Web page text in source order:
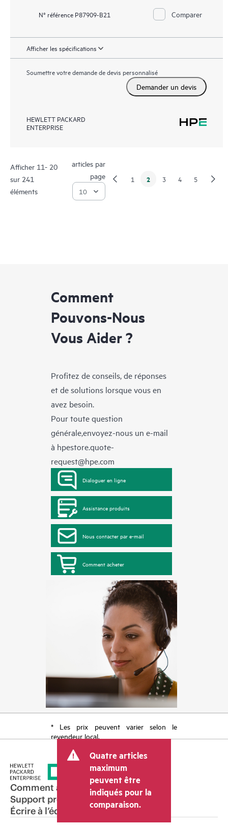
N° référence P87909-B21 Comparer
Afficher les spécifications
Soumettre votre demande de devis personnalisé
Demander un devis
HEWLETT PACKARD
ENTERPRISE
Afficher 11- 20
sur 241
éléments
articles par
page
1 2 3 4 5
Comment
Pouvons-Nous
Vous Aider ?
Profitez de conseils, de réponses
et de solutions lorsque vous en
avez besoin.
Pour toute question
générale,envoyez-nous un e-mail
à hpestore.quote-
request@hpe.com
Dialoguer en ligne
Assistance produits
Nous contacter par e-mail
Comment acheter
* Les prix peuvent varier selon le
revendeur local.
Quatre articles
maximum
peuvent être
indiqués pour la
comparaison.
Comment acheter
Support produit
Écrire à l’équipe commerciale